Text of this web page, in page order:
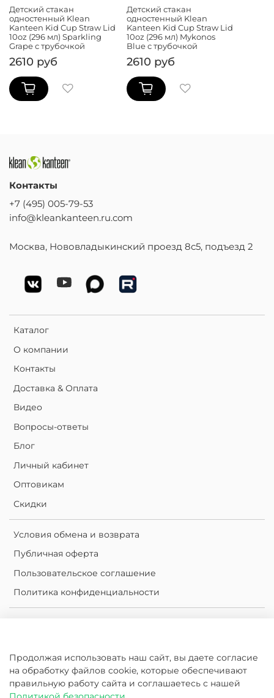
Детский стакан
одностенный Klean
Kanteen Kid Cup Straw Lid
10oz (296 мл) Sparkling
Grape с трубочкой
2610 руб
Детский стакан
одностенный Klean
Kanteen Kid Cup Straw Lid
10oz (296 мл) Mykonos
Blue с трубочкой
2610 руб
Каталог
О компании
Контакты
Доставка & Оплата
Видео
Вопросы-ответы
Блог
Личный кабинет
Оптовикам
Скидки
Условия обмена и возврата
Публичная оферта
Пользовательское соглашение
Политика конфиденциальности
Сравнение
Избранное
Контакты
+7 (495) 005-79-53
info@kleankanteen.ru.com
Москва, Нововладыкинский проезд 8с5, подъезд 2
Продолжая использовать наш сайт, вы даете согласие
на обработку файлов cookie, которые обеспечивают
правильную работу сайта и соглашаетесь с нашей